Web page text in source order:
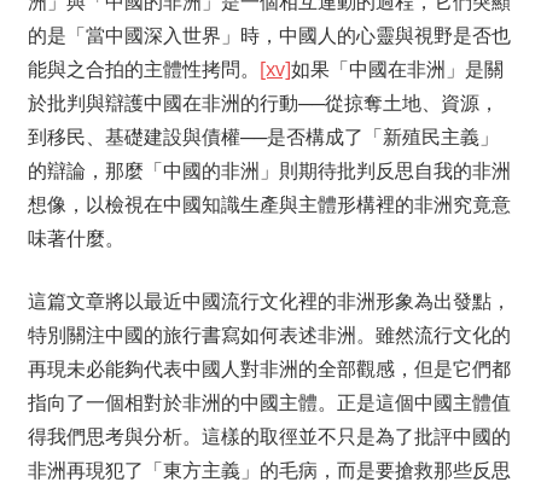
的是「當中國深入世界」時，中國人的心靈與視野是否也
能與之合拍的主體性拷問。 [xv]如果「中國在非洲」是關
於批判與辯護中國在非洲的行動──從掠奪土地、資源，
到移民、基礎建設與債權──是否構成了「新殖民主義」
的辯論，那麼「中國的非洲」則期待批判反思自我的非洲
想像，以檢視在中國知識生產與主體形構裡的非洲究竟意
味著什麼。
這篇文章將以最近中國流行文化裡的非洲形象為出發點，
特別關注中國的旅行書寫如何表述非洲。雖然流行文化的
再現未必能夠代表中國人對非洲的全部觀感，但是它們都
指向了一個相對於非洲的中國主體。正是這個中國主體值
得我們思考與分析。這樣的取徑並不只是為了批評中國的
非洲再現犯了「東方主義」的毛病，而是要搶救那些反思